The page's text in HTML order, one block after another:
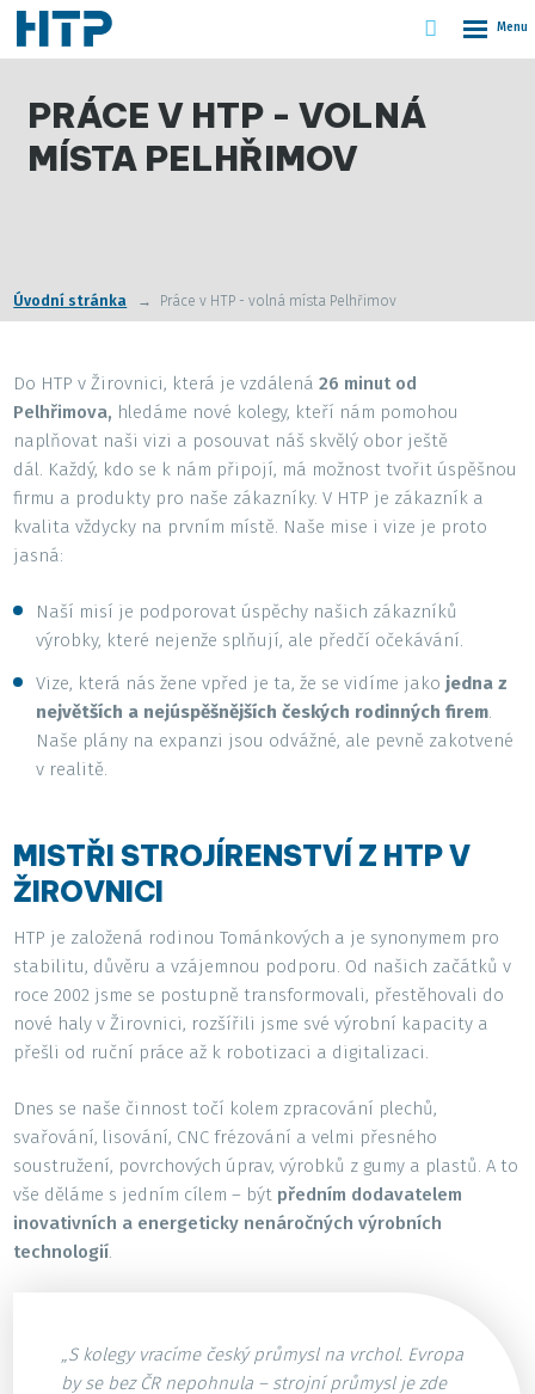
PRÁCE V HTP - VOLNÁ
MÍSTA PELHŘIMOV
Úvodní stránka Práce v HTP - volná místa Pelhřimov
Do HTP v Žirovnici, která je vzdálená26 minut od
Pelhřimova, hledáme nové kolegy, kteří nám pomohou
naplňovat naši vizi a posouvat náš skvělý obor ještě
dál. Každý, kdo se k nám připojí, má možnost tvořit úspěšnou
firmu a produkty pro naše zákazníky. V HTP je zákazník a
kvalita vždycky na prvním místě. Naše mise i vize je proto
jasná:
Naší misí je podporovat úspěchy našich zákazníků
výrobky, které nejenže splňují, ale předčí očekávání.
Vize, která nás žene vpřed je ta, že se vidíme jako jedna z
největších a nejúspěšnějších českých rodinných firem
Naše plány na expanzi jsou odvážné, ale pevně zakotvené
v realitě.
MISTŘI STROJÍRENSTVÍ Z HTP V
ŽIROVNICI
HTP je založená rodinou Tománkových a je synonymem pro
stabilitu, důvěru a vzájemnou podporu. Od našich začátků v
roce 2002 jsme se postupně transformovali, přestěhovali do
nové haly v Žirovnici, rozšířili jsme své výrobní kapacity a
přešli od ruční práce až k robotizaci a digitalizaci.
Dnes se naše činnost točí kolem zpracování plechů,
svařování, lisování, CNC frézování a velmi přesného
soustružení, povrchových úprav, výrobků z gumy a plastů. A to
vše děláme s jedním cílem – být předním dodavatelem
inovativních a energeticky nenáročných výrobních
technologií.
„S kolegy vracíme český průmysl na vrchol. Evropa
by se bez ČR nepohnula – strojní průmysl je zde